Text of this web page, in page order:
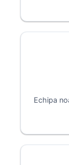
Echipa